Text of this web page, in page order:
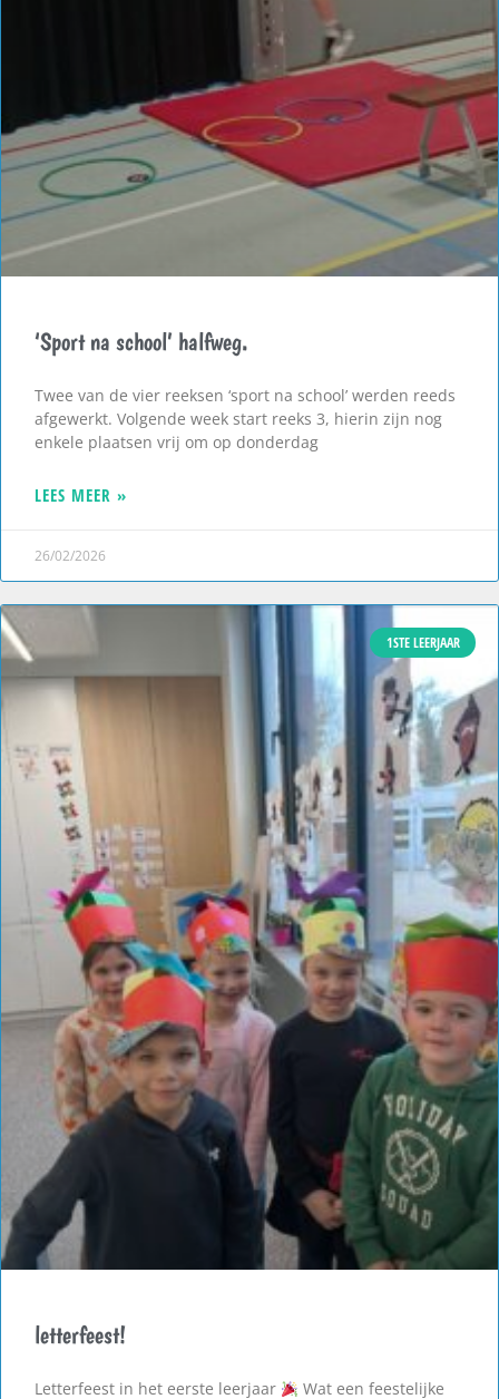
‘Sport na school’ halfweg.
Twee van de vier reeksen ‘sport na school’ werden reeds
afgewerkt. Volgende week start reeks 3, hierin zijn nog
enkele plaatsen vrij om op donderdag
LEES MEER »
26/02/2026
1STE LEERJAAR
letterfeest!
Letterfeest in het eerste leerjaar Wat een feestelijke